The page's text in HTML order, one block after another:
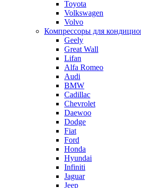
Toyota
Volkswagen
Volvo
Компрессоры для
Geely
Great Wall
Lifan
Alfa Romeo
Audi
BMW
Cadillac
Chevrolet
Daewoo
Dodge
Fiat
Ford
Honda
Hyundai
Infiniti
Jaguar
Jeep